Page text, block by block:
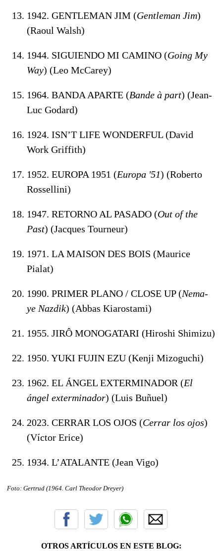
1942. GENTLEMAN JIM (Gentleman Jim)
(Raoul Walsh)
1944. SIGUIENDO MI CAMINO (Going My
Way) (Leo McCarey)
1964. BANDA APARTE (Bande à part) (Jean-
Luc Godard)
1924. ISN’T LIFE WONDERFUL (David
Work Griffith)
1952. EUROPA 1951 (Europa '51) (Roberto
Rossellini)
1947. RETORNO AL PASADO (Out of the
Past) (Jacques Tourneur)
1971. LA MAISON DES BOIS (Maurice
Pialat)
1990. PRIMER PLANO / CLOSE UP (Nema-
ye Nazdik) (Abbas Kiarostami)
1955. JIRÔ MONOGATARI (Hiroshi Shimizu)
1950. YUKI FUJIN EZU (Kenji Mizoguchi)
1962. EL ÁNGEL EXTERMINADOR (El
ángel exterminador) (Luis Buñuel)
2023. CERRAR LOS OJOS (Cerrar los ojos)
(Víctor Erice)
1934. L’ATALANTE (Jean Vigo)
Foto: Gertrud (1964. Carl Theodor Dreyer)
OTROS ARTÍCULOS EN ESTE BLOG: